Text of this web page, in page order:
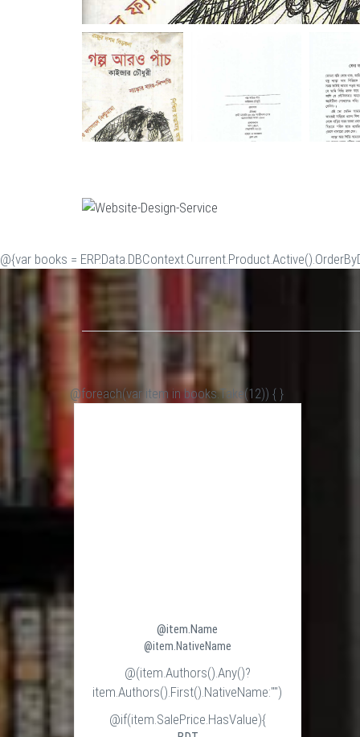
@{var books =
@foreach(var item in books.Take(12)) { }
@item.Name
@item.NativeName
@(item.Authors().Any()?
item.Authors().First().NativeName:"")
@if(item.SalePrice.HasValue){